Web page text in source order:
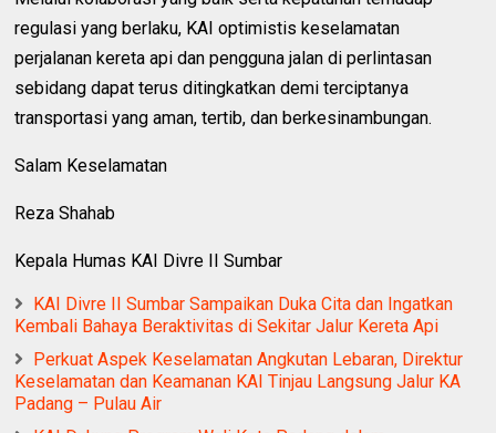
regulasi yang berlaku, KAI optimistis keselamatan
perjalanan kereta api dan pengguna jalan di perlintasan
sebidang dapat terus ditingkatkan demi terciptanya
transportasi yang aman, tertib, dan berkesinambungan.
Salam Keselamatan
Reza Shahab
Kepala Humas KAI Divre II Sumbar
KAI Divre II Sumbar Sampaikan Duka Cita dan Ingatkan
Kembali Bahaya Beraktivitas di Sekitar Jalur Kereta Api
Perkuat Aspek Keselamatan Angkutan Lebaran, Direktur
Keselamatan dan Keamanan KAI Tinjau Langsung Jalur KA
Padang – Pulau Air